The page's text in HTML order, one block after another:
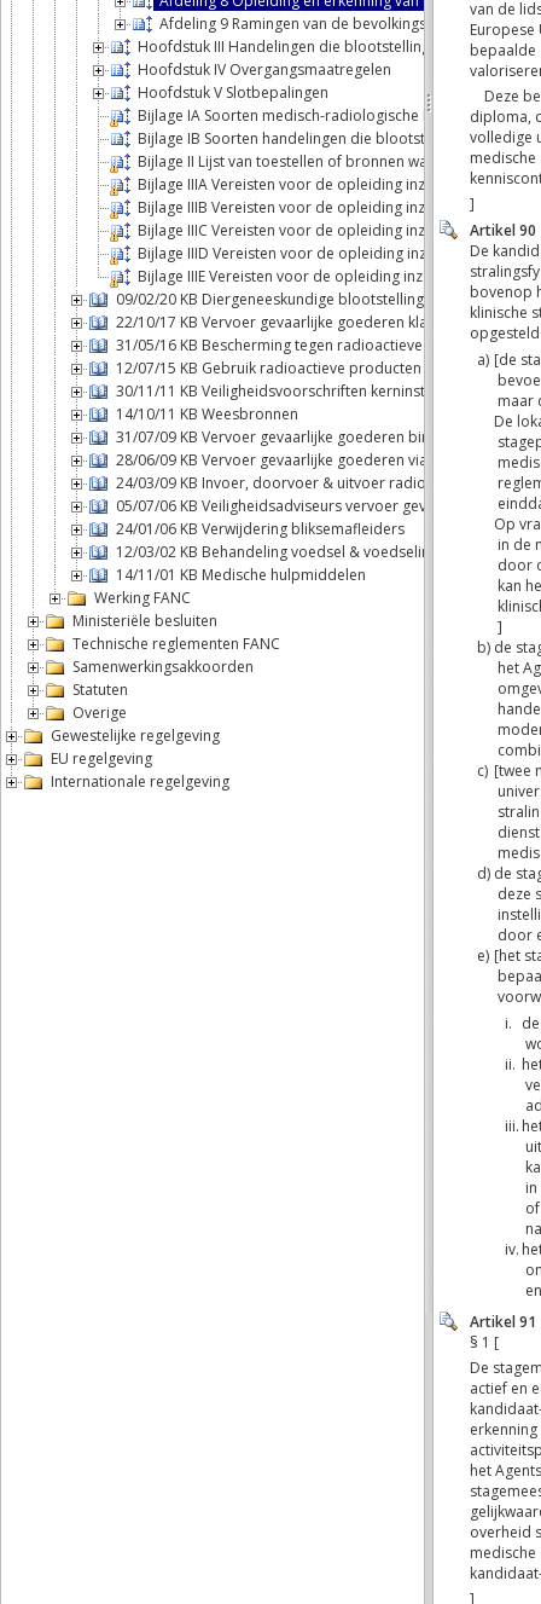
Afdeling 9 Ramingen van de bevolkingsdosis
Hoofdstuk III Handelingen die blootstellingen bij niet-
Hoofdstuk IV Overgangsmaatregelen
Hoofdstuk V Slotbepalingen
Bijlage IA Soorten medisch-radiologische handelingen
Bijlage IB Soorten handelingen die blootstelling bij niet-
Bijlage II Lijst van toestellen of bronnen waarvan het
Bijlage IIIA Vereisten voor de opleiding inzake
Bijlage IIIB Vereisten voor de opleiding inzake
Bijlage IIIC Vereisten voor de opleiding inzake
Bijlage IIID Vereisten voor de opleiding inzake
Bijlage IIIE Vereisten voor de opleiding inzake
09/02/20 KB Diergeneeskundige blootstellingen
22/10/17 KB Vervoer gevaarlijke goederen klasse 7
31/05/16 KB Bescherming tegen radioactieve stoffen water
12/07/15 KB Gebruik radioactieve producten In VITRO of In
30/11/11 KB Veiligheidsvoorschriften kerninstallaties
14/10/11 KB Weesbronnen
31/07/09 KB Vervoer gevaarlijke goederen binnenwateren
28/06/09 KB Vervoer gevaarlijke goederen via de weg of
24/03/09 KB Invoer, doorvoer & uitvoer radioactieve stoffen
05/07/06 KB Veiligheidsadviseurs vervoer gevaarlijke
24/01/06 KB Verwijdering bliksemafleiders
12/03/02 KB Behandeling voedsel & voedselingrediënten
14/11/01 KB Medische hulpmiddelen
Werking FANC
Ministeriële besluiten
Technische reglementen FANC
Samenwerkingsakkoorden
Statuten
Overige
Gewestelijke regelgeving
EU regelgeving
Internationale regelgeving